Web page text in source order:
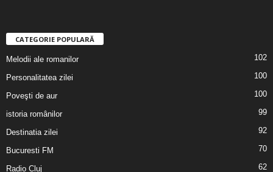
CATEGORIE POPULARĂ
Melodii ale romanilor 102
Personalitatea zilei 100
Poveşti de aur 100
istoria românilor 99
Destinatia zilei 92
Bucuresti FM 70
Radio Cluj 62